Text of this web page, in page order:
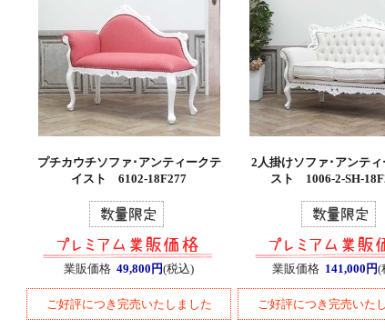
プチカウチソファ･アンティークテ
イスト 6102-18F277
業販価格 49,800円(税込)
ご好評につき完売いたしました
2人掛けソファ･アンティ
スト 1006-2-SH-
業販価格 141,000円(
ご好評につき完売いた